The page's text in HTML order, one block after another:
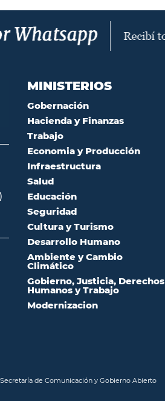
MINISTERIOS
Gobernación
Hacienda y Finanzas
Trabajo
Economia y Producción
Infraestructura
Salud
Educación
Seguridad
Cultura y Turismo
Desarrollo Humano
Ambiente y Cambio
Climático
Gobierno, Justicia, Derechos
Humanos y Trabajo
Modernizacion
de Comunicación y Gobierno Abierto